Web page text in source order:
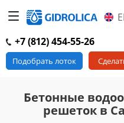
+7 (812) 454-55-26
Подобрать лоток
Бетонные
решеток в